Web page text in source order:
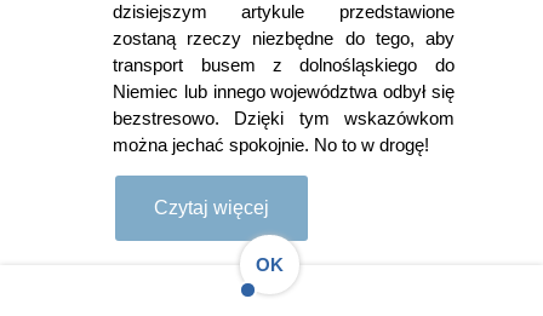
dzisiejszym artykule przedstawione
zostaną rzeczy niezbędne do tego, aby
transport busem z dolnośląskiego do
Niemiec lub innego województwa odbył się
bezstresowo. Dzięki tym wskazówkom
można jechać spokojnie. No to w drogę!
Czytaj więcej
OK